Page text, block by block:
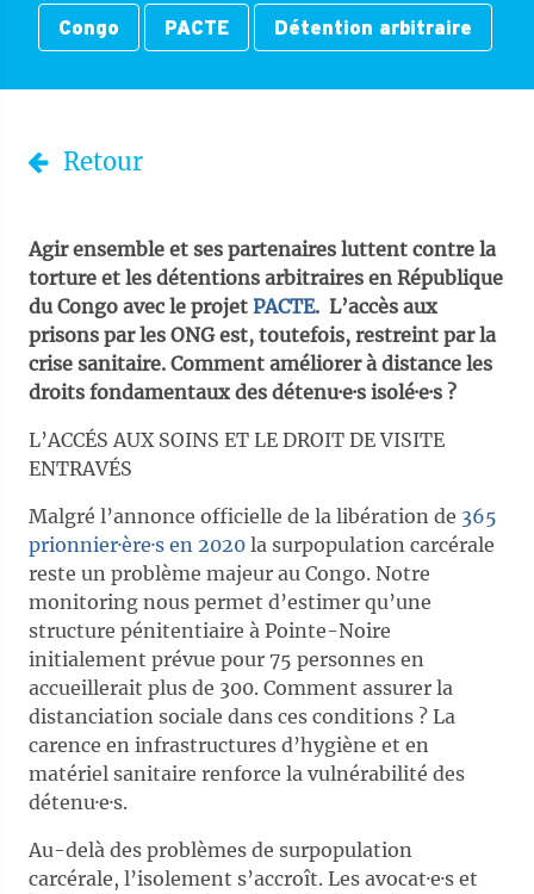
Congo PACTE Détention arbitraire
Retour
Agir ensemble et ses partenaires luttent contre la
torture et les détentions arbitraires en République
du Congo avec le projet PACTE. L’accès aux
prisons par les ONG est, toutefois, restreint par la
crise sanitaire. Comment améliorer à distance les
droits fondamentaux des détenu·e·s isolé·e·s ?
L’ACCÉS AUX SOINS ET LE DROIT DE VISITE
ENTRAVÉS
Malgré l’annonce officielle de la libération de 365
prionnier·ère·s en 2020 la surpopulation carcérale
reste un problème majeur au Congo. Notre
monitoring nous permet d’estimer qu’une
structure pénitentiaire à Pointe-Noire
initialement prévue pour 75 personnes en
accueillerait plus de 300. Comment assurer la
distanciation sociale dans ces conditions ? La
carence en infrastructures d’hygiène et en
matériel sanitaire renforce la vulnérabilité des
détenu·e·s.
Au-delà des problèmes de surpopulation
carcérale, l’isolement s’accroît. Les avocat·e·s et